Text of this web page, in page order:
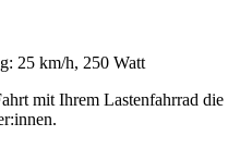
25 km/h, 250 Watt
mit Ihrem Lastenfahrrad die